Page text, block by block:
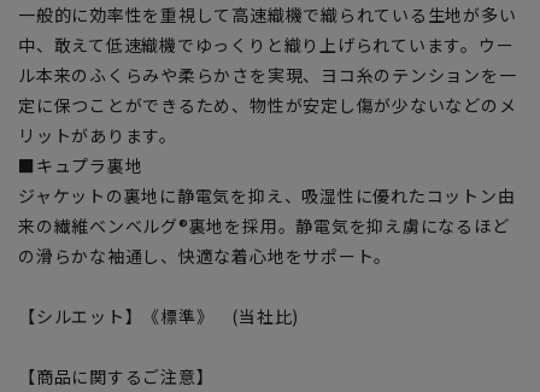
一般的に効率性を重視して高速織機で織られている生地が多い
中、敢えて低速織機でゆっくりと織り上げられています。ウー
ル本来のふくらみや柔らかさを実現、ヨコ糸のテンションを一
定に保つことができるため、物性が安定し傷が少ないなどのメ
リットがあります。
■キュプラ裏地
ジャケットの裏地に静電気を抑え、吸湿性に優れたコットン由
来の繊維ベンベルグ®裏地を採用。静電気を抑え虜になるほど
の滑らかな袖通し、快適な着心地をサポート。
【シルエット】《標準》 (当社比)
【商品に関するご注意】